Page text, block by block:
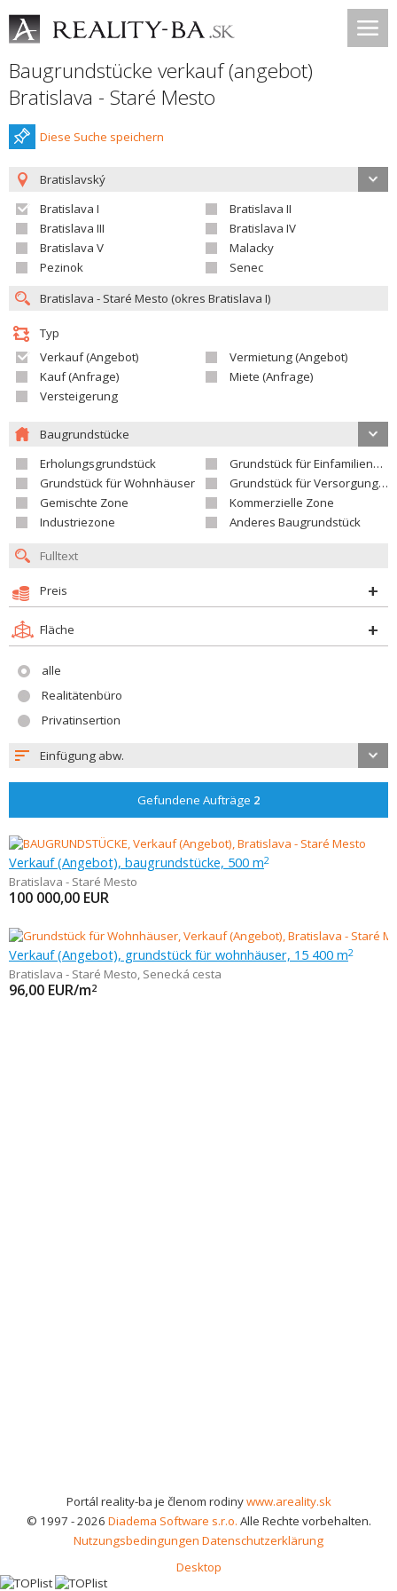
Baugrundstücke verkauf (angebot)
Bratislava - Staré Mesto
Diese Suche speichern
Bratislavský
Bratislava I
Bratislava II
Bratislava III
Bratislava IV
Bratislava V
Malacky
Pezinok
Senec
Typ
Verkauf (Angebot)
Vermietung (Angebot)
Kauf (Anfrage)
Miete (Anfrage)
Versteigerung
Baugrundstücke
Erholungsgrundstück
Grundstück für Einfamilienhäuser
Grundstück für Wohnhäuser
Grundstück für Versorgungseinrichtungen
Gemischte Zone
Kommerzielle Zone
Industriezone
Anderes Baugrundstück
Preis
Fläche
alle
Realitätenbüro
Privatinsertion
Einfügung abw.
Gefundene Aufträge 2
Verkauf (Angebot), baugrundstücke, 500 m2
Bratislava - Staré Mesto
100 000,00 EUR
Verkauf (Angebot), grundstück für wohnhäuser, 15 400 m2
Bratislava - Staré Mesto, Senecká cesta
96,00 EUR/m2
Portál reality-ba je členom rodinywww.areality.sk
© 1997 - 2026 Diadema Software s.r.o. Alle Rechte vorbehalten.
Nutzungsbedingungen Datenschutzerklärung
Desktop